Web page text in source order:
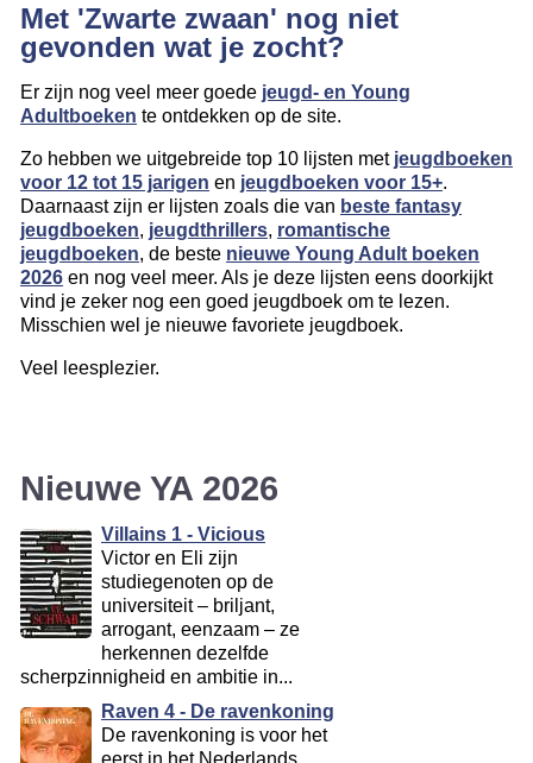
Met 'Zwarte zwaan' nog niet
gevonden wat je zocht?
Er zijn nog veel meer goede jeugd- en Young
Adultboeken te ontdekken op de site.
Zo hebben we uitgebreide top 10 lijsten met jeugdboeken
voor 12 tot 15 jarigen en jeugdboeken voor 15+.
Daarnaast zijn er lijsten zoals die van beste fantasy
jeugdboeken, jeugdthrillers, romantische
jeugdboeken, de beste nieuwe Young Adult boeken
2026 en nog veel meer. Als je deze lijsten eens doorkijkt
vind je zeker nog een goed jeugdboek om te lezen.
Misschien wel je nieuwe favoriete jeugdboek.
Veel leesplezier.
Nieuwe YA 2026
Villains 1 - Vicious
Victor en Eli zijn
studiegenoten op de
universiteit – briljant,
arrogant, eenzaam – ze
herkennen dezelfde
scherpzinnigheid en ambitie in...
Raven 4 - De ravenkoning
De ravenkoning is voor het